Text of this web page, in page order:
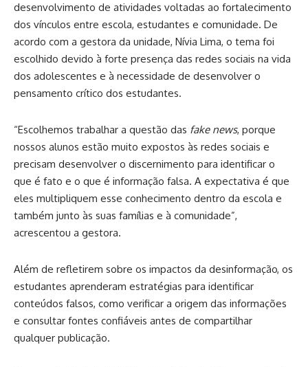
desenvolvimento de atividades voltadas ao fortalecimento
dos vínculos entre escola, estudantes e comunidade. De
acordo com a gestora da unidade, Nívia Lima, o tema foi
escolhido devido à forte presença das redes sociais na vida
dos adolescentes e à necessidade de desenvolver o
pensamento crítico dos estudantes.
“Escolhemos trabalhar a questão das fake news, porque
nossos alunos estão muito expostos às redes sociais e
precisam desenvolver o discernimento para identificar o
que é fato e o que é informação falsa. A expectativa é que
eles multipliquem esse conhecimento dentro da escola e
também junto às suas famílias e à comunidade”,
acrescentou a gestora.
Além de refletirem sobre os impactos da desinformação, os
estudantes aprenderam estratégias para identificar
conteúdos falsos, como verificar a origem das informações
e consultar fontes confiáveis antes de compartilhar
qualquer publicação.